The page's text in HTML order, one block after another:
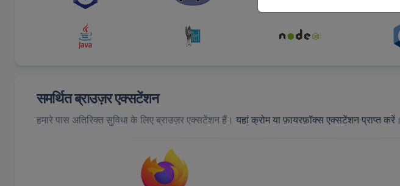
समर्थित ब्राउज़र एक्सटेंशन
हमारे पास अतिरिक्त सुविधा के लिए ब्राउज़र एक्सटेंशन हैं। यहां क्रोम या फ़ायरफ़ॉक्स एक्सटेंशन प्राप्त करें।